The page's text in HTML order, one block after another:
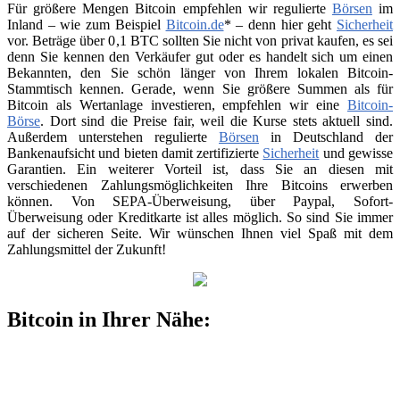
Für größere Mengen Bitcoin empfehlen wir regulierte Börsen im
Inland – wie zum Beispiel Bitcoin.de* – denn hier geht Sicherheit
vor. Beträge über 0,1 BTC sollten Sie nicht von privat kaufen, es sei
denn Sie kennen den Verkäufer gut oder es handelt sich um einen
Bekannten, den Sie schön länger von Ihrem lokalen Bitcoin-
Stammtisch kennen. Gerade, wenn Sie größere Summen als für
Bitcoin als Wertanlage investieren, empfehlen wir eine Bitcoin-
Börse. Dort sind die Preise fair, weil die Kurse stets aktuell sind.
Außerdem unterstehen regulierte Börsen in Deutschland der
Bankenaufsicht und bieten damit zertifizierte Sicherheit und gewisse
Garantien. Ein weiterer Vorteil ist, dass Sie an diesen mit
verschiedenen Zahlungsmöglichkeiten Ihre Bitcoins erwerben
können. Von SEPA-Überweisung, über Paypal, Sofort-
Überweisung oder Kreditkarte ist alles möglich. So sind Sie immer
auf der sicheren Seite. Wir wünschen Ihnen viel Spaß mit dem
Zahlungsmittel der Zukunft!
Bitcoin in Ihrer Nähe: